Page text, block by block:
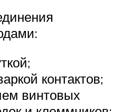
контактов;
винтовых